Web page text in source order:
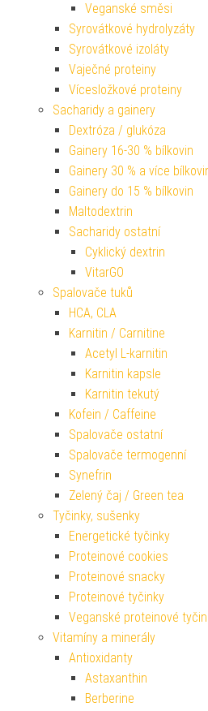
Veganské směsi
Syrovátkové hydrolyzáty
Syrovátkové izoláty
Vaječné proteiny
Vícesložkové proteiny
Sacharidy a gainery
Dextróza / glukóza
Gainery 16-30 % bílkovin
Gainery 30 % a více
Gainery do 15 % bílkovin
Maltodextrin
Sacharidy ostatní
Cyklický dextrin
VitarGO
Spalovače tuků
HCA, CLA
Karnitin / Carnitine
Acetyl L-karnitin
Karnitin kapsle
Karnitin tekutý
Kofein / Caffeine
Spalovače ostatní
Spalovače termogenní
Synefrin
Zelený čaj / Green tea
Tyčinky, sušenky
Energetické tyčinky
Proteinové cookies
Proteinové snacky
Proteinové tyčinky
Veganské proteinové
Vitamíny a minerály
Antioxidanty
Astaxanthin
Berberine